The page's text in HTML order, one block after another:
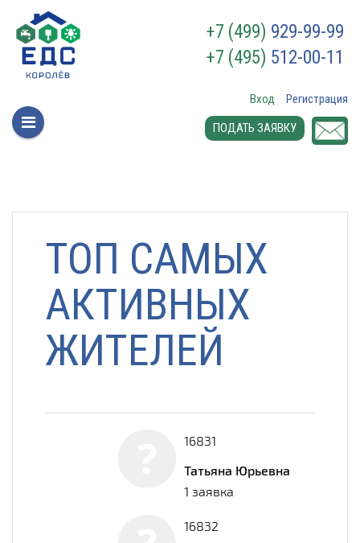
+7 (499) 929-99-99
+7 (495) 512-00-11
Вход
Регистрация
ПОДАТЬ ЗАЯВКУ
ТОП САМЫХ
АКТИВНЫХ
ЖИТЕЛЕЙ
16831
Татьяна Юрьевна
1 заявка
16832